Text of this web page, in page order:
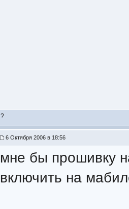
?
6 Октября 2006 в 18:56
мне бы прошивку
включить на